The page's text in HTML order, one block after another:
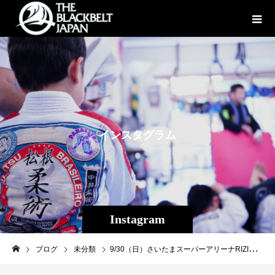
Instagram
インスタグラ ム
ブログ 未分類 9/30（日）さいたまスーパーアリーナRIZIN13 出場 キングオブパンクラシスト・砂辺光久さん（リバーサルジム沖縄クロスライン） 9/9（日）プロフェッショナル修斗福岡大会出場・２０１７年度ストロー級新人王・旭那拳（Theパラエストラ沖縄） 秘密の特訓終了！ 沖縄から日本へ！沖縄から世界へ！ #RIZIN13 #shooto0909 #パラエストラ #沖縄 #那覇 #与儀 #MMA #shooto #コザ #総合格闘技 #修斗 #キックボクシング #柔術 #jiujitsu #ダイエット